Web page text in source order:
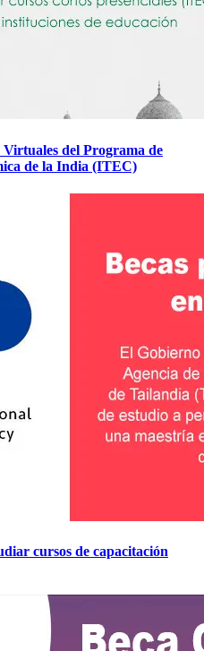
del Programa de
de la India (ITEC)
cursos de capacitación